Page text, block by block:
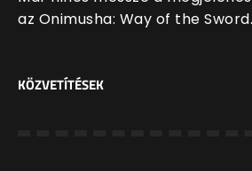
az Onimusha: Way of the Sword.
KÖZVETÍTÉSEK